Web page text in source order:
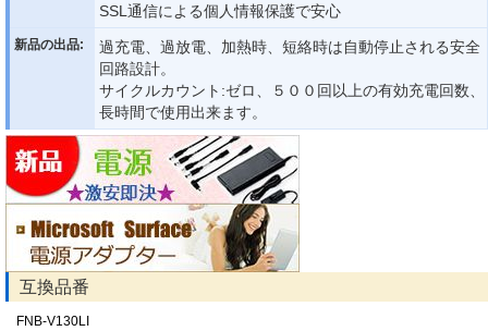
SSL通信による個人情報保護で安心
新品の出品:
過充電、過放電、加熱時、短絡時は自動停止される安全
回路設計。
サイクルカウント:ゼロ、５００回以上の有効充電回数、
長時間で使用出来ます。
互換品番
FNB-V130LI